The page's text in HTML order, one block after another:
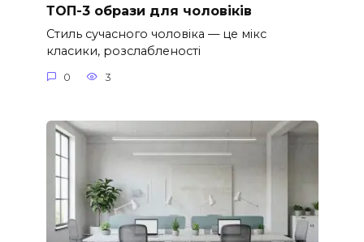
ТОП-3 образи для чоловіків
Стиль сучасного чоловіка — це мікс
класики, розслабленості
0 3